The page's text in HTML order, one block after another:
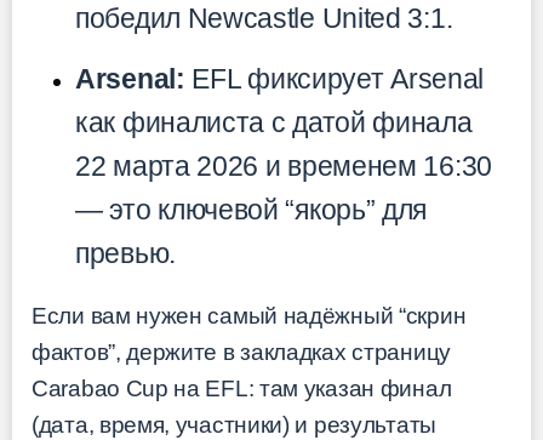
победил Newcastle United 3:1.
Arsenal: EFL фиксирует Arsenal
как финалиста с датой финала
22 марта 2026 и временем 16:30
— это ключевой “якорь” для
превью.
Если вам нужен самый надёжный “скрин
фактов”, держите в закладках страницу
Carabao Cup на EFL: там указан финал
(дата, время, участники) и результаты